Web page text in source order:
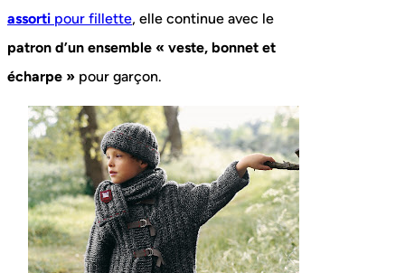
assorti pour fillette, elle continue avec le
patron d’un ensemble « veste, bonnet et
écharpe » pour garçon.